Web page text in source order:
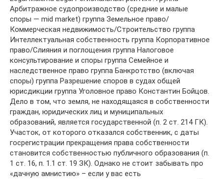
Арбитражное судопроизводство (средние и малые
споры — mid market) группа Земельное право/
Коммерческая недвижимость/Строительство группа
Интеллектуальная собственность группа Корпоративное
право/Слияния и поглощения группа Налоговое
консультирование и споры группа Семейное и
наследственное право группа Банкротство (включая
споры) группа Разрешение споров в судах общей
юрисдикции группа Уголовное право Константин Бойцов.
Дело в том, что земля, не находящаяся в собственности
граждан, юридических лиц и муниципальных
образований, является государственной (п. 2 ст. 214 ГК).
Участок, от которого отказался собственник, с даты
госрегистрации прекращения права собственности
становится собственностью публичного образования (п.
1 ст. 16, п. 1.1 ст. 19 ЗК). Однако не стоит забывать про
«дачную амнистию» – если у вас есть